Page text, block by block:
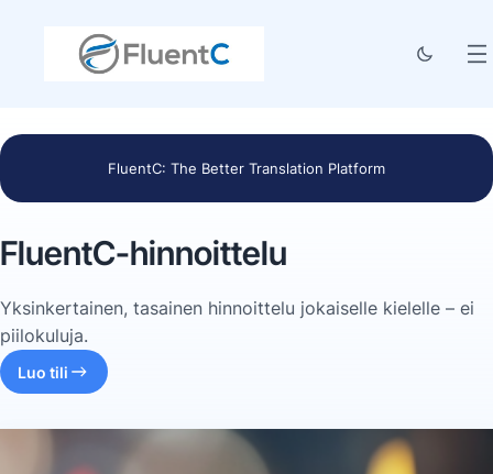
FluentC: The Better Translation Platform
FluentC-hinnoittelu
Yksinkertainen, tasainen hinnoittelu jokaiselle kielelle – ei
piilokuluja.
Luo tili